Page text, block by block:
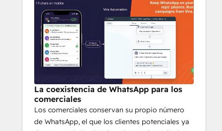
de Instagram desde una única
bandeja de entrada de HubSpot
Habilita
la coexistencia con
WhatsApp: los comerciales
conservan sus propios números y
todas las conversaciones se
sincronizan con HubSpot
Genera más clientes potenciales con
un CPL más bajo gracias a
anuncios «Click-to-WhatsApp» y
atribuye cada conversación a la
La coexistencia de WhatsApp para los
comerciales
Los comerciales conservan su propio número
de WhatsApp, el que los clientes potenciales ya